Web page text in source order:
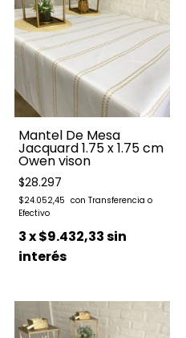
Mantel De Mesa
Jacquard 1.75 x 1.75 cm
Owen vison
$28.297
$24.052,45
3x$9.432,33sin
interés